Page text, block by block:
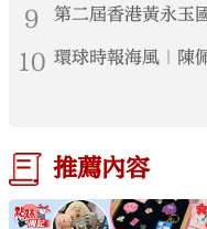
9 第二屆香港黃永玉
10 環球時報海風｜陳
推薦內容